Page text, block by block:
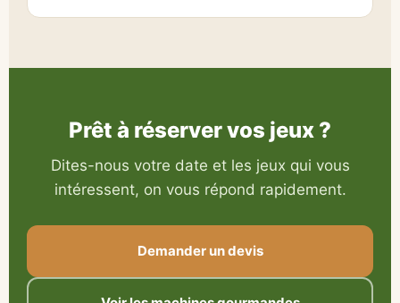
Prêt à réserver vos jeux ?
Dites-nous votre date et les jeux qui vous
intéressent, on vous répond rapidement.
Demander un devis